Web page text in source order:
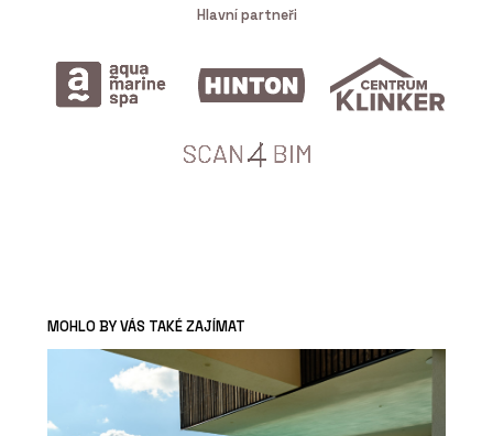
Hlavní partneři
MOHLO BY VÁS TAKÉ ZAJÍMAT